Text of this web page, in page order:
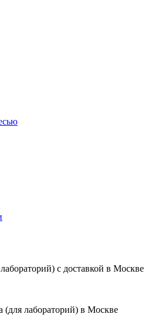
с доставкой в Москве
лабораторий) в Москве